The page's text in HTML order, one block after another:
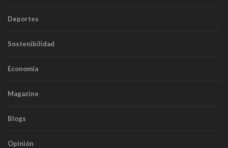
Deportes
Sostenibilidad
Economía
Magazine
Blogs
Opinión